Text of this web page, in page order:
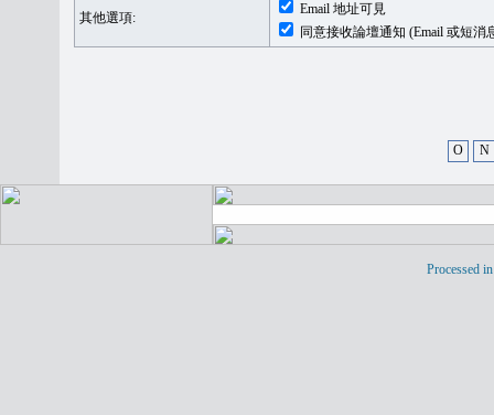
其他選項:
Email 地址可見
同意接收論壇通知 (Email 或短消
O N
Processed